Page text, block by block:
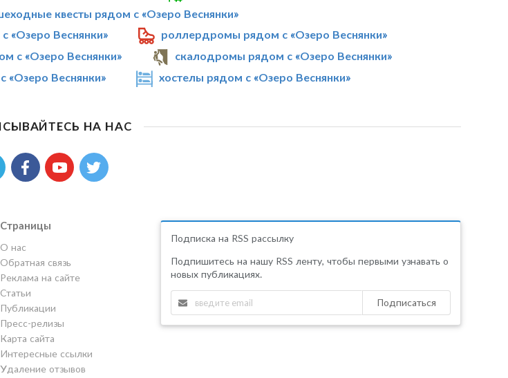
квесты рядом с «Озеро Веснянки»
«Озеро Веснянки»
роллердромы рядом с «Озеро Веснянки»
с «Озеро Веснянки»
скалодромы рядом с «Озеро Веснянки»
«Озеро Веснянки» хостелы рядом с «Озеро Веснянки»
НА НАС
Страницы
О нас
Обратная связь
Реклама на сайте
Статьи
Публикации
Пресс-релизы
Карта сайта
Интересные ссылки
Удаление отзывов
Подписка на RSS рассылку
Подпишитесь на нашу RSS ленту, чтобы первыми узнавать о
новых публикациях.
Подписаться